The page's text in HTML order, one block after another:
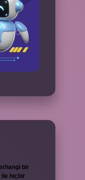
bir
ile hiçbir